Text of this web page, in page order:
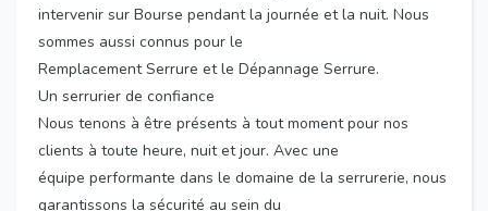
intervenir sur Bourse pendant la journée et la nuit. Nous
sommes aussi connus pour le
Remplacement Serrure et le Dépannage Serrure.
Un serrurier de confiance
Nous tenons à être présents à tout moment pour nos
clients à toute heure, nuit et jour. Avec une
équipe performante dans le domaine de la serrurerie, nous
garantissons la sécurité au sein du